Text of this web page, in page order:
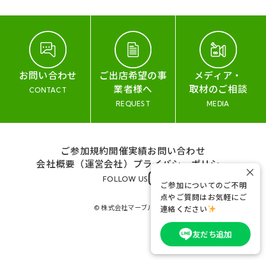
お問い合わせ
CONTACT
ご出店希望の事
業者様へ
REQUEST
メディア・
取材のご相談
MEDIA
ご参加規約開催実績お問い合わせ
会社概要（運営会社） プライバシーポリシー
FOLLOW US
© 株式会社マーブル&コー
ご参加についてのご不明
点やご質問はお気軽にご
連絡ください
友だち追加
×